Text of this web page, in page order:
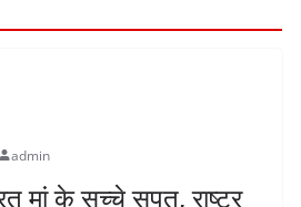
admin
मां के सच्चे सपूत, राष्ट्र